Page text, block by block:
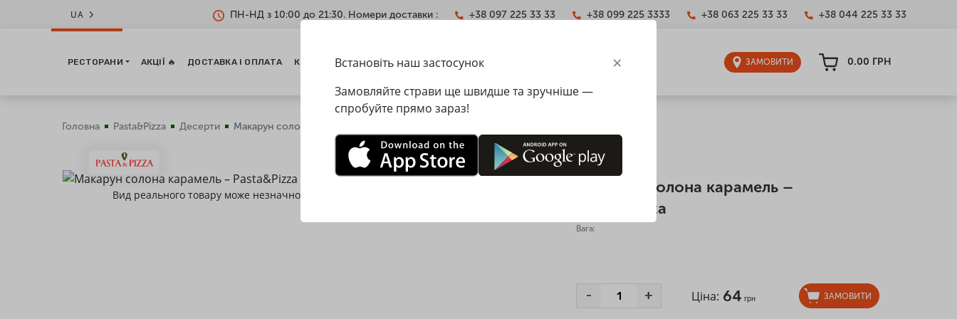
UA ПН-НД з 10:00 до 21:30. Номери доставки : +38 097 225 33 33 +38 099 225 3333 +38 063 225 33 33 +38 044 225 33 33
РЕСТОРАНИ АКЦІЇ 🔥 ДОСТАВКА І ОПЛАТА КОНТАКТИ ЗАМОВИТИ 0.00 ГРН
Головна Pasta&Pizza Десерти Макарун солона карамель
Вид реального товару може незначно відрізнятися від зображення на сайті
Макарун солона карамель –
Pasta&Pizza
Вага:
- + Ціна: 64 грн ЗАМОВИТИ
Встановіть наш застосунок ×
Замовляйте страви ще швидше та зручніше —
спробуйте прямо зараз!